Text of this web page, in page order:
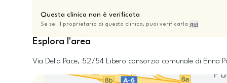
Questa clinica non è verificata
Se sei il proprietario di questa clinica, puoi verificarla qui
Esplora l'area
Via Della Pace, 52/54 Libero consorzio comunale di Enna